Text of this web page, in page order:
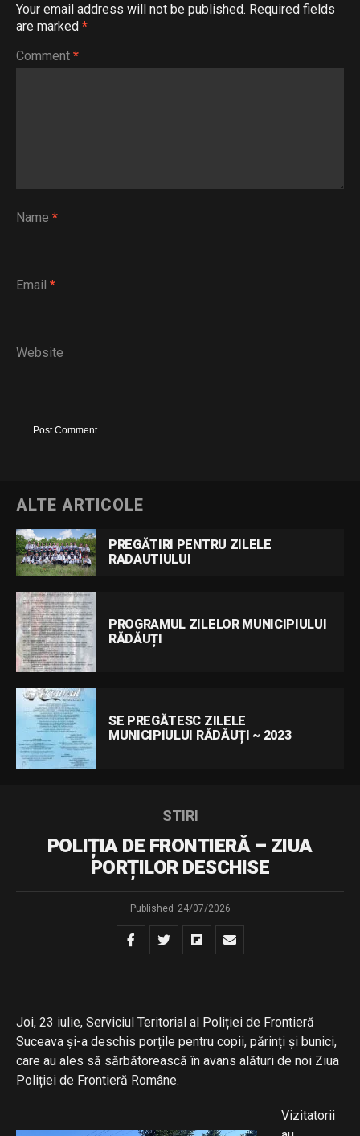
Your email address will not be published. Required fields
are marked *
Comment *
Name *
Email *
Website
ALTE ARTICOLE
PREGĂTIRI PENTRU ZILELE
RADAUTIULUI
PROGRAMUL ZILELOR MUNICIPIULUI
RĂDĂUȚI
SE PREGĂTESC ZILELE
MUNICIPIULUI RĂDĂUȚI ~ 2023
STIRI
POLIȚIA DE FRONTIERĂ – ZIUA
PORȚILOR DESCHISE
Published 24/07/2026
Joi, 23 iulie, Serviciul Teritorial al Poliției de Frontieră
Suceava și-a deschis porțile pentru copii, părinți și bunici,
care au ales să sărbătorească în avans alături de noi Ziua
Poliției de Frontieră Române.
Vizitatorii